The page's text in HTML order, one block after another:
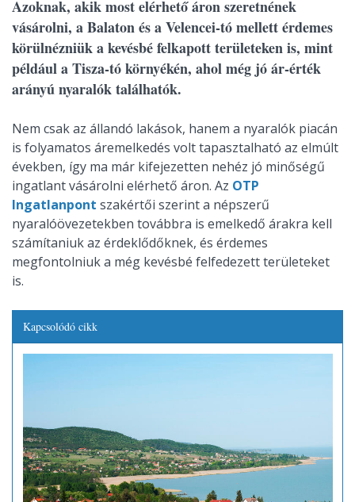
Azoknak, akik most elérhető áron szeretnének
vásárolni, a Balaton és a Velencei-tó mellett érdemes
körülnézniük a kevésbé felkapott területeken is, mint
például a Tisza-tó környékén, ahol még jó ár-érték
arányú nyaralók találhatók.
Nem csak az állandó lakások, hanem a nyaralók piacán
is folyamatos áremelkedés volt tapasztalható az elmúlt
években, így ma már kifejezetten nehéz jó minőségű
ingatlant vásárolni elérhető áron. Az OTP
Ingatlanpont szakértői szerint a népszerű
nyaralóövezetekben továbbra is emelkedő árakra kell
számítaniuk az érdeklődőknek, és érdemes
megfontolniuk a még kevésbé felfedezett területeket
is.
Kapcsolódó cikk